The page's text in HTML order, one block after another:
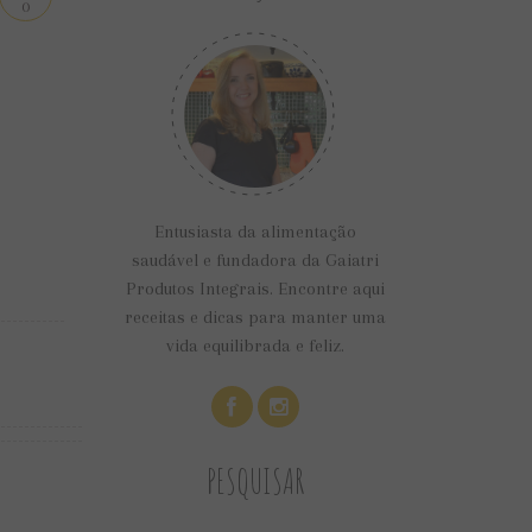
0
Entusiasta da alimentação
saudável e fundadora da Gaiatri
Produtos Integrais. Encontre aqui
receitas e dicas para manter uma
vida equilibrada e feliz.
PESQUISAR